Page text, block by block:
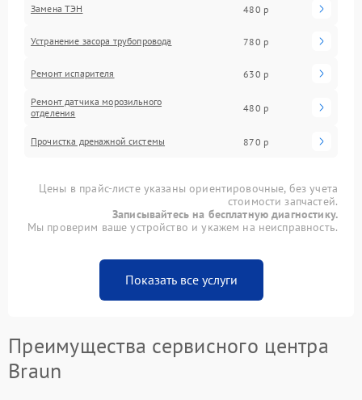
Замена ТЭН 480 р
Устранение засора трубопровода 780 р
Ремонт испарителя 630 р
Ремонт датчика морозильного
отделения
480 р
Прочистка дренажной системы 870 р
Цены в прайс-листе указаны ориентировочные, без учета
стоимости запчастей.
Записывайтесь на бесплатную диагностику.
Мы проверим ваше устройство и укажем на неисправность.
Показать все услуги
Преимущества сервисного центра
Braun